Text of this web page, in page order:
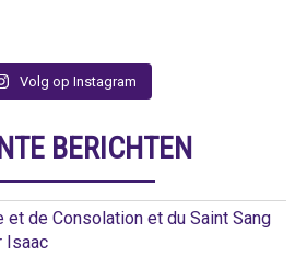
Volg op Instagram
BERICHTEN
et de Consolation et du Saint Sang
Isaac